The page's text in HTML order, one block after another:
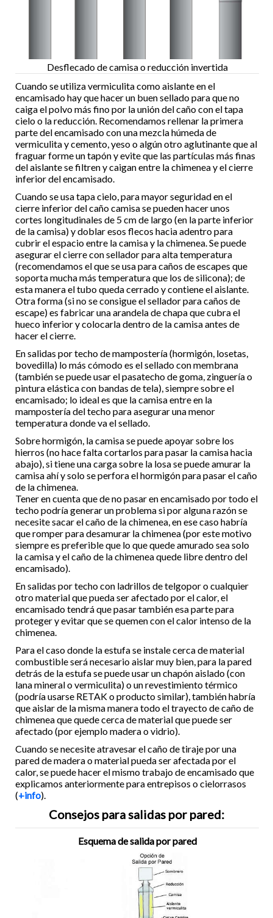
Desflecado de camisa o reducción invertida
Cuando se utiliza vermiculita como aislante en el
encamisado hay que hacer un buen sellado para que no
caiga el polvo más fino por la unión del caño con el tapa
cielo o la reducción. Recomendamos rellenar la primera
parte del encamisado con una mezcla húmeda de
vermiculita y cemento, yeso o algún otro aglutinante que al
fraguar forme un tapón y evite que las partículas más finas
del aislante se filtren y caigan entre la chimenea y el cierre
inferior del encamisado.
Cuando se usa tapa cielo, para mayor seguridad en el
cierre inferior del caño camisa se pueden hacer unos
cortes longitudinales de 5 cm de largo (en la parte inferior
de la camisa) y doblar esos flecos hacia adentro para
cubrir el espacio entre la camisa y la chimenea. Se puede
asegurar el cierre con sellador para alta temperatura
(recomendamos el que se usa para caños de escapes que
soporta mucha más temperatura que los de silicona); de
esta manera el tubo queda cerrado y contiene el aislante.
Otra forma (si no se consigue el sellador para caños de
escape) es fabricar una arandela de chapa que cubra el
hueco inferior y colocarla dentro de la camisa antes de
hacer el cierre.
En salidas por techo de mampostería (hormigón, losetas,
bovedilla) lo más cómodo es el sellado con membrana
(también se puede usar el pasatecho de goma, zinguería o
pintura elástica con bandas de tela), siempre sobre el
encamisado; lo ideal es que la camisa entre en la
mampostería del techo para asegurar una menor
temperatura donde va el sellado.
Sobre hormigón, la camisa se puede apoyar sobre los
hierros (no hace falta cortarlos para pasar la camisa hacia
abajo), si tiene una carga sobre la losa se puede amurar la
camisa ahí y solo se perfora el hormigón para pasar el caño
de la chimenea.
Tener en cuenta que de no pasar en encamisado por todo el
techo podría generar un problema si por alguna razón se
necesite sacar el caño de la chimenea, en ese caso habría
que romper para desamurar la chimenea (por este motivo
siempre es preferible que lo que quede amurado sea solo
la camisa y el caño de la chimenea quede libre dentro del
encamisado).
En salidas por techo con ladrillos de telgopor o cualquier
otro material que pueda ser afectado por el calor, el
encamisado tendrá que pasar también esa parte para
proteger y evitar que se quemen con el calor intenso de la
chimenea.
Para el caso donde la estufa se instale cerca de material
combustible será necesario aislar muy bien, para la pared
detrás de la estufa se puede usar un chapón aislado (con
lana mineral o vermiculita) o un revestimiento térmico
(podría usarse RETAK o producto similar), también habría
que aislar de la misma manera todo el trayecto de caño de
chimenea que quede cerca de material que puede ser
afectado (por ejemplo madera o vidrio).
Cuando se necesite atravesar el caño de tiraje por una
pared de madera o material pueda ser afectada por el
calor, se puede hacer el mismo trabajo de encamisado que
explicamos anteriormente para entrepisos o cielorrasos
(+info).
Consejos para salidas por pared:
Esquema de salida por pared